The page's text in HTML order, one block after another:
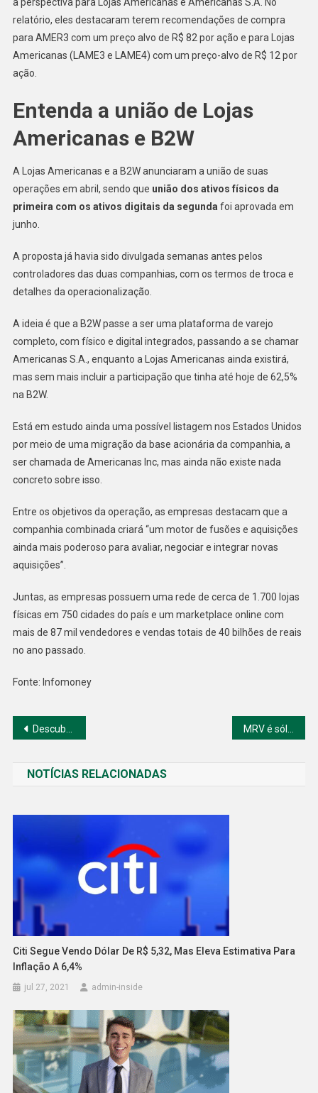
relatório, eles destacaram terem recomendações de compra
para AMER3 com um preço alvo de R$ 82 por ação e para Lojas
Americanas (LAME3 e LAME4) com um preço-alvo de R$ 12 por
ação.
Entenda a união de Lojas
Americanas e B2W
A Lojas Americanas e a B2W anunciaram a união de suas
operações em abril, sendo que união dos ativos físicos da
primeira com os ativos digitais da segunda foi aprovada em
junho.
A proposta já havia sido divulgada semanas antes pelos
controladores das duas companhias, com os termos de troca e
detalhes da operacionalização.
A ideia é que a B2W passe a ser uma plataforma de varejo
completo, com físico e digital integrados, passando a se chamar
Americanas S.A., enquanto a Lojas Americanas ainda existirá,
mas sem mais incluir a participação que tinha até hoje de 62,5%
na B2W.
Está em estudo ainda uma possível listagem nos Estados Unidos
por meio de uma migração da base acionária da companhia, a
ser chamada de Americanas Inc, mas ainda não existe nada
concreto sobre isso.
Entre os objetivos da operação, as empresas destacam que a
companhia combinada criará “um motor de fusões e aquisições
ainda mais poderoso para avaliar, negociar e integrar novas
aquisições”.
Juntas, as empresas possuem uma rede de cerca de 1.700 lojas
físicas em 750 cidades do país e um marketplace online com
mais de 87 mil vendedores e vendas totais de 40 bilhões de reais
no ano passado.
Fonte: Infomoney
Navegação
Post
Descubra a nova ação favorita no mercado de papel e celulose
NOTÍCIAS RELACIONADAS
Citi Segue Vendo Dólar De R$ 5,32, Mas Eleva Estimativa Para
Inflação A 6,4%
jul 27, 2021 admin-inside